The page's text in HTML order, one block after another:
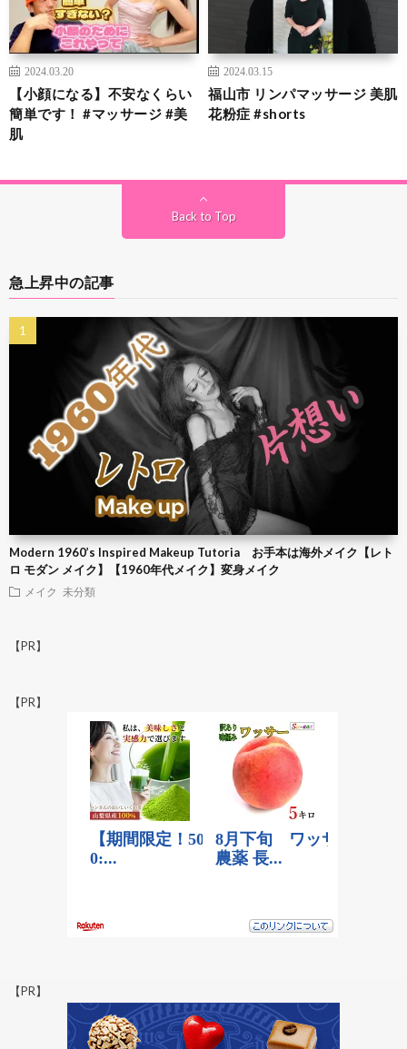
2024.03.20
【小顔になる】不安なくらい
簡単です！ #マッサージ #美
肌
2024.03.15
福山市 リンパマッサージ 美肌
花粉症 #shorts
Back to Top
急上昇中の記事
Modern 1960’s Inspired Makeup Tutoria お手本は海外メイク【レト
ロ モダン メイク】【1960年代メイク】変身メイク
メイク 未分類
【PR】
【PR】
【PR】